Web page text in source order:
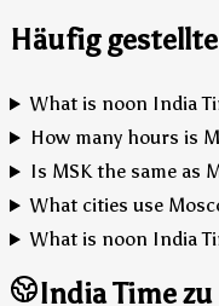
Häufig
What is noon India
How many hours is
Is MSK the same as
What cities use
What is noon India
India Time